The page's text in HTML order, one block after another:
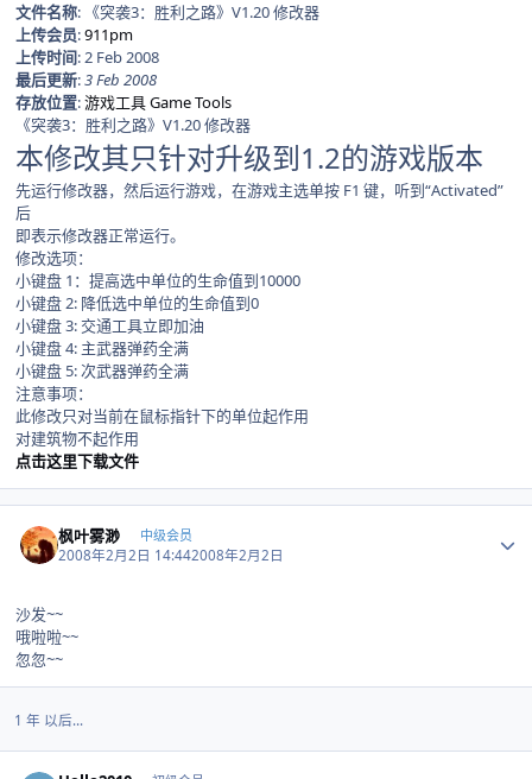
文件名称: 《突袭3：胜利之路》V1.20 修改器
上传会员:911pm
上传时间: 2 Feb 2008
最后更新:3 Feb 2008
存放位置:游戏工具 Game Tools
《突袭3：胜利之路》V1.20 修改器
本修改其只针对升级到1.2的游戏版本
先运行修改器，然后运行游戏，在游戏主选单按 F1 键，听到“Activated”
后
即表示修改器正常运行。
修改选项：
小键盘 1：提高选中单位的生命值到10000
小键盘 2: 降低选中单位的生命值到0
小键盘 3: 交通工具立即加油
小键盘 4: 主武器弹药全满
小键盘 5: 次武器弹药全满
注意事项：
此修改只对当前在鼠标指针下的单位起作用
对建筑物不起作用
点击这里下载文件
枫叶雾渺 中级会员
2008年2月2日 14:442008年2月2日
沙发~~
哦啦啦~~
忽忽~~
1 年 以后...